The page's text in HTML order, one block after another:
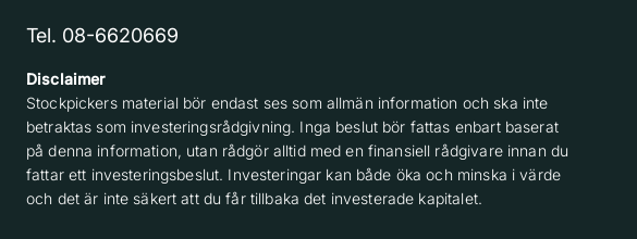
Tel. 08-6620669
Disclaimer
Stockpickers material bör endast ses som allmän information och ska inte
betraktas som investeringsrådgivning. Inga beslut bör fattas enbart baserat
på denna information, utan rådgör alltid med en finansiell rådgivare innan du
fattar ett investeringsbeslut. Investeringar kan både öka och minska i värde
och det är inte säkert att du får tillbaka det investerade kapitalet.